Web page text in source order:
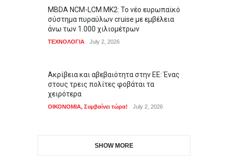
MBDA NCM-LCM MK2: Το νέο ευρωπαϊκό
σύστημα πυραύλων cruise με εμβέλεια
άνω των 1.000 χιλιομέτρων
ΤΕΧΝΟΛΟΓΙΑ July 2, 2026
Ακρίβεια και αβεβαιότητα στην ΕΕ: Ένας
στους τρεις πολίτες φοβάται τα
χειρότερα
ΟΙΚΟΝΟΜΙΑ, Συμβαίνει τώρα! July 2, 2026
SHOW MORE